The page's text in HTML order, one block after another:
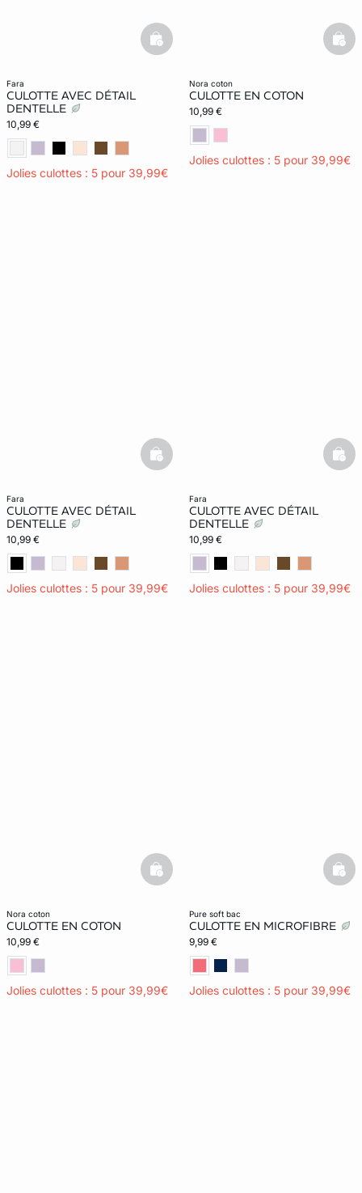
fara
CULOTTE AVEC DÉTAIL
DENTELLE
10,99 €
Jolies culottes : 5 pour 39,99€
basketfull
nora coton
CULOTTE EN COTON
10,99 €
Jolies culottes : 5 pour 39,99€
fara
CULOTTE AVEC DÉTAIL
DENTELLE
10,99 €
Jolies culottes : 5 pour 39,99€
basketfull
fara
CULOTTE AVEC DÉTAIL
DENTELLE
10,99 €
Jolies culottes : 5 pour 39,99€
nora coton
CULOTTE EN COTON
10,99 €
Jolies culottes : 5 pour 39,99€
basketfull
pure soft bac
CULOTTE EN MICROFIBRE
9,99 €
Jolies culottes : 5 pour 39,99€